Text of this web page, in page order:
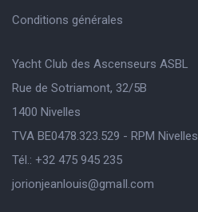
Conditions générales
Yacht Club des Ascenseurs ASBL
Rue de Sotriamont, 32/5B
1400 Nivelles
TVA BE0478.323.529 - RPM Nivelles
Tél.: +32 475 945 235
jorionjeanlouis@gmaIl.com